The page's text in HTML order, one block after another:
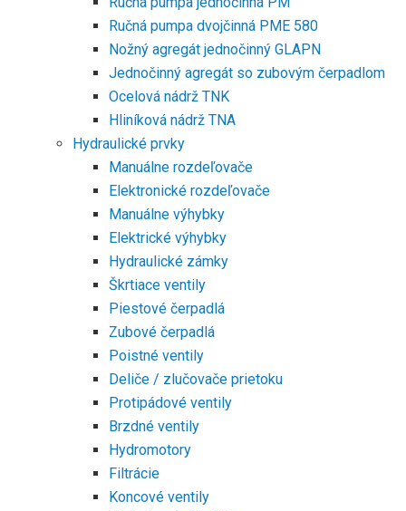
Ručná pumpa dvojčinná PME 580
Nožný agregát jednočinný GLAPN
Jednočinný agregát so zubovým čerpadlom
Ocelová nádrž TNK
Hliníková nádrž TNA
Hydraulické prvky
Manuálne rozdeľovače
Elektronické rozdeľovače
Manuálne výhybky
Elektrické výhybky
Hydraulické zámky
Škrtiace ventily
Piestové čerpadlá
Zubové čerpadlá
Poistné ventily
Deliče / zlučovače prietoku
Protipádové ventily
Brzdné ventily
Hydromotory
Filtrácie
Koncové ventily